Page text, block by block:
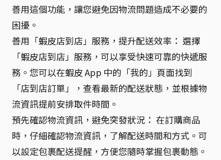
善用這個功能，讓您避免因物流問題造成不必要的
困擾。
善用「蝦皮店到店」服務，提升配送效率： 選擇
「蝦皮店到店」服務，可以享受快速可靠的快遞服
務。您可以在蝦皮 App 中的「我的」頁面找到
「店到店訂單」，查看最新的配送狀態，並根據物
流資訊提前安排取件時間。
預先確認物流資訊，避免突發狀況： 在訂購商品
時，仔細確認物流資訊，了解配送時間和方式。可
以設定包裹配送提醒，方便您隨時掌握包裹動態。